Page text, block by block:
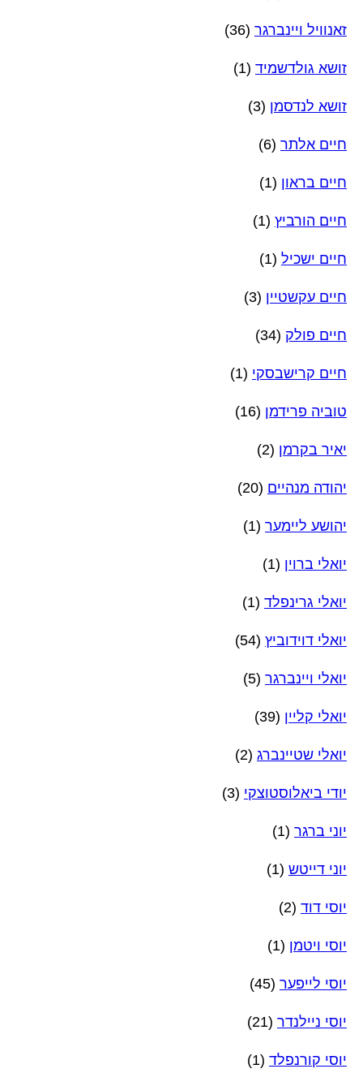
זאנוויל ויינברגר (36)
זושא גולדשמיד (1)
זושא לנדסמן (3)
חיים אלתר (6)
חיים בראון (1)
חיים הורביץ (1)
חיים ישכיל (1)
חיים עקשטיין (3)
חיים פולק (34)
חיים קרישבסקי (1)
טוביה פרידמן (16)
יאיר בקרמן (2)
יהודה מנהיים (20)
יהושע ליימער (1)
יואלי ברוין (1)
יואלי גרינפלד (1)
יואלי דוידוביץ (54)
יואלי ויינברגר (5)
יואלי קליין (39)
יואלי שטיינברג (2)
יודי ביאלוסטוצקי (3)
יוני ברגר (1)
יוני דייטש (1)
יוסי דוד (2)
יוסי ויטמן (1)
יוסי לייפער (45)
יוסי ניילנדר (21)
יוסי קורנפלד (1)